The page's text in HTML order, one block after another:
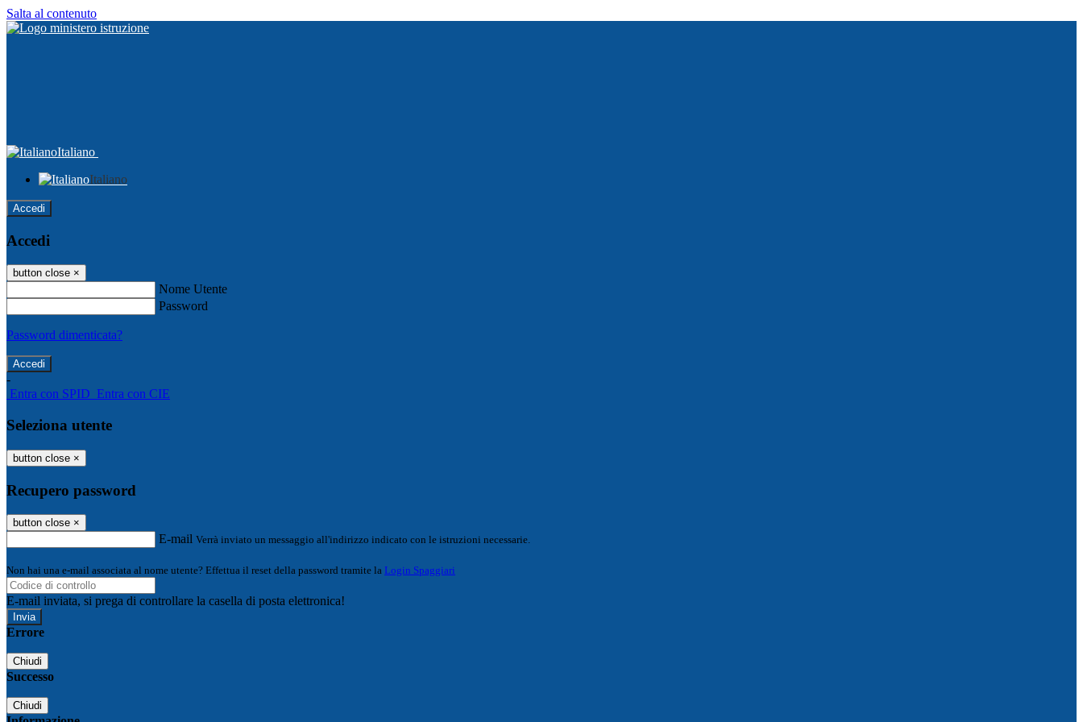
Salta al contenuto
Italiano
Italiano
Accedi
Accedi
button close ×
Nome Utente
Password
Password dimenticata?
-
Entra con SPID Entra con CIE
Seleziona utente
button close ×
Recupero password
button close ×
E-mail Verrà inviato un messaggio all'indirizzo indicato con le istruzioni necessarie.
Non hai una e-mail associata al nome utente? Effettua il reset della password tramite la Login Spaggiari
E-mail inviata, si prega di controllare la casella di posta elettronica!
Errore
Chiudi
Successo
Chiudi